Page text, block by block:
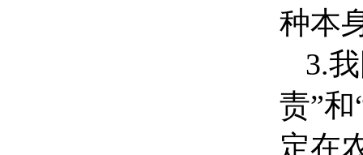
种本
3.
责”
定在